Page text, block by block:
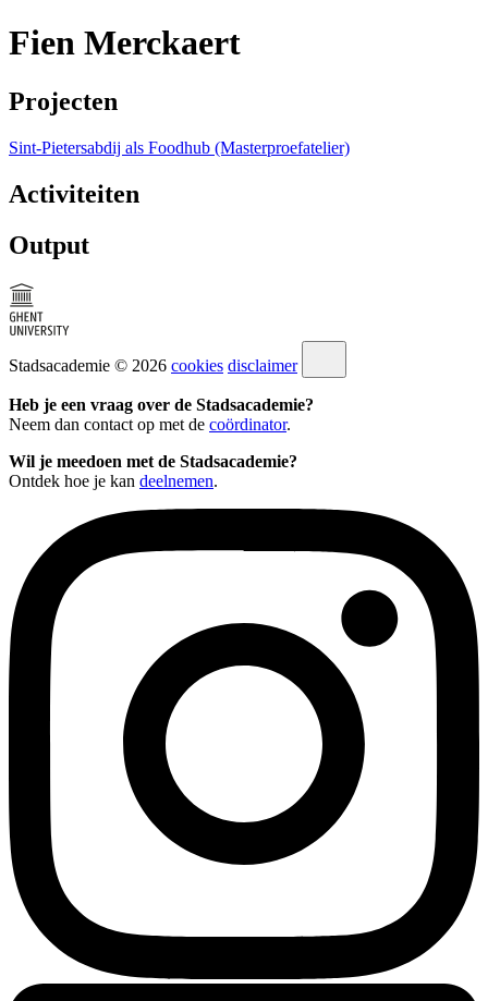
Fien Merckaert
Projecten
Sint-Pietersabdij als Foodhub (Masterproefatelier)
Activiteiten
Output
Stadsacademie © 2026 cookies disclaimer
Heb je een vraag over de Stadsacademie?
Neem dan contact op met de coördinator.
Wil je meedoen met de Stadsacademie?
Ontdek hoe je kan deelnemen.